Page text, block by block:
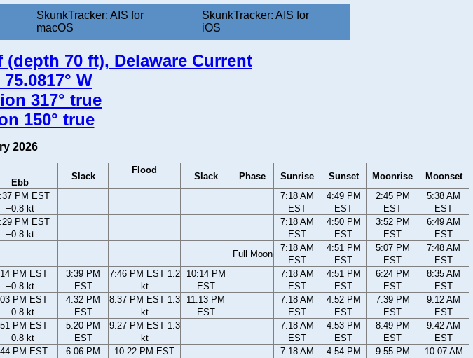
SkunkTracker: AIS for
macOS
SkunkTracker: AIS for
iOS
70 ft), Delaware Current
W
317° true
150° true
2026
Ebb
Slack
Flood
Slack Phase Sunrise Sunset Moonrise
Moonset
PM EST
−0.8 kt
7:18 AM
EST
4:49 PM
EST
2:45 PM
EST
5:38 AM
EST
PM EST
−0.8 kt
7:18 AM
EST
4:50 PM
EST
3:52 PM
EST
6:49 AM
EST
Full Moon
7:18 AM
EST
4:51 PM
EST
5:07 PM
EST
7:48 AM
EST
PM EST
−0.8 kt
3:39 PM
EST
7:46 PM EST 1.2
kt
10:14 PM
EST
7:18 AM
EST
4:51 PM
EST
6:24 PM
EST
8:35 AM
EST
PM EST
−0.8 kt
4:32 PM
EST
8:37 PM EST 1.3
kt
11:13 PM
EST
7:18 AM
EST
4:52 PM
EST
7:39 PM
EST
9:12 AM
EST
PM EST
−0.8 kt
5:20 PM
EST
9:27 PM EST 1.3
kt
7:18 AM
EST
4:53 PM
EST
8:49 PM
EST
9:42 AM
EST
PM EST
6:06 PM
10:22 PM EST
7:18 AM
4:54 PM
9:55 PM
10:07 AM